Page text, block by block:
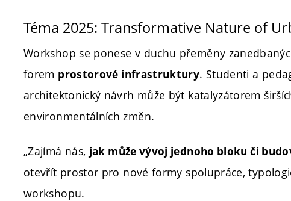
Téma 2025: Transformative Nature of
Workshop se ponese v duchu přeměny
forem prostorové infrastruktury. Studenti a
architektonický návrh může být katalyzátorem
environmentálních změn.
„Zajímá nás, jak může vývoj jednoho bloku či
otevřít prostor pro nové formy spolupráce,
workshopu.